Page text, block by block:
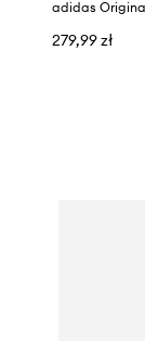
279,99 zł